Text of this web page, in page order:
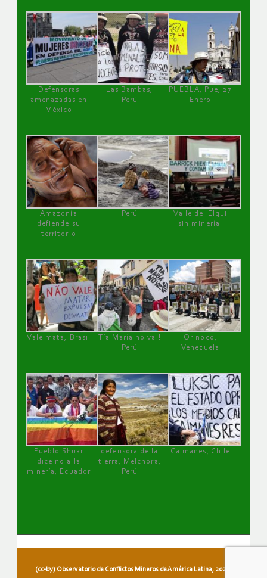
Defensoras
amenazadas en
México
Las Bambas,
Perú
PUEBLA, Pue, 27
Enero
Amazonía
defiende su
territorio
Perú
Valle del Elqui
sin minería.
Vale mata, Brasil
Tía María no va !
Perú
Orinoco,
Venezuela
Pueblo Shuar
dice no a la
minería, Ecuador
defensora de la
tierra, Melchora,
Perú
Caimanes, Chile
(cc-by) Observatorio de Conflictos Mineros de América Latina, 2026